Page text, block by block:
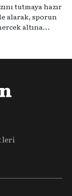
tutmaya hazır
alarak, sporun
altına